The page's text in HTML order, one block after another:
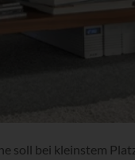
soll bei kleinstem